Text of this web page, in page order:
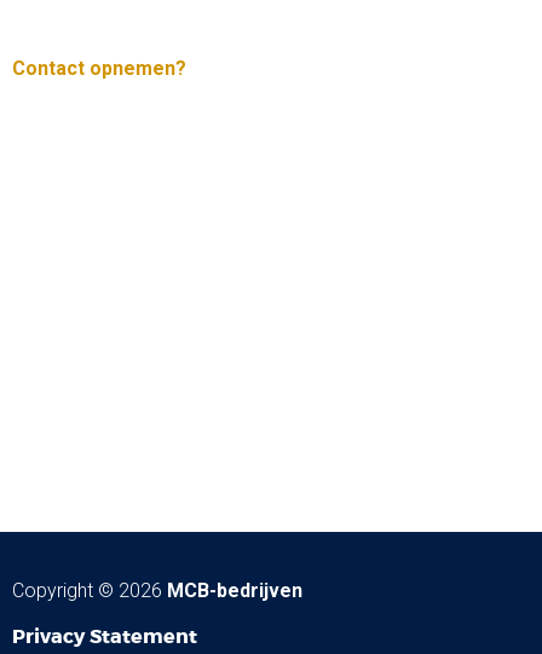
Contact opnemen?
Copyright © 2026 MCB-bedrijven
Privacy Statement